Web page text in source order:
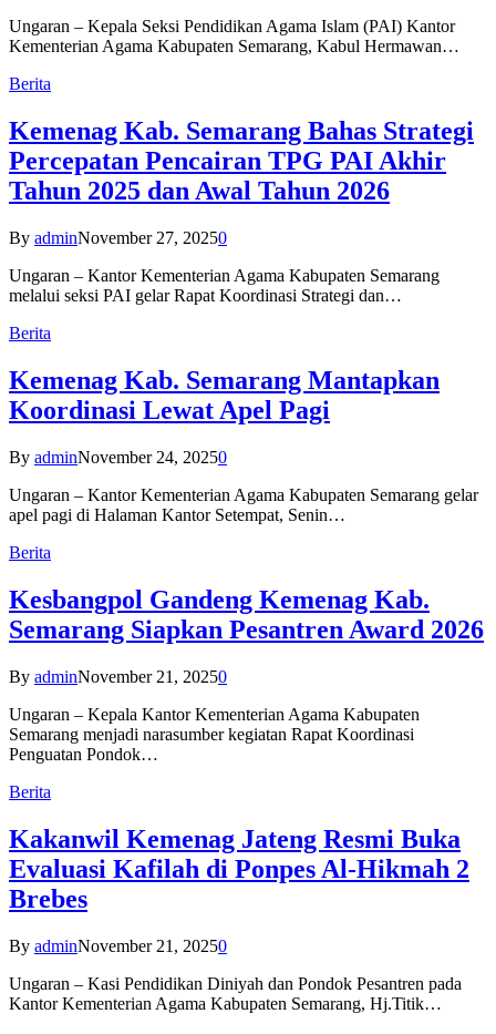
Ungaran – Kepala Seksi Pendidikan Agama Islam (PAI) Kantor
Kementerian Agama Kabupaten Semarang, Kabul Hermawan…
Berita
Kemenag Kab. Semarang Bahas Strategi
Percepatan Pencairan TPG PAI Akhir
Tahun 2025 dan Awal Tahun 2026
By adminNovember 27, 20250
Ungaran – Kantor Kementerian Agama Kabupaten Semarang
melalui seksi PAI gelar Rapat Koordinasi Strategi dan…
Berita
Kemenag Kab. Semarang Mantapkan
Koordinasi Lewat Apel Pagi
By adminNovember 24, 20250
Ungaran – Kantor Kementerian Agama Kabupaten Semarang gelar
apel pagi di Halaman Kantor Setempat, Senin…
Berita
Kesbangpol Gandeng Kemenag Kab.
Semarang Siapkan Pesantren Award 2026
By adminNovember 21, 20250
Ungaran – Kepala Kantor Kementerian Agama Kabupaten
Semarang menjadi narasumber kegiatan Rapat Koordinasi
Penguatan Pondok…
Berita
Kakanwil Kemenag Jateng Resmi Buka
Evaluasi Kafilah di Ponpes Al-Hikmah 2
Brebes
By adminNovember 21, 20250
Ungaran – Kasi Pendidikan Diniyah dan Pondok Pesantren pada
Kantor Kementerian Agama Kabupaten Semarang, Hj.Titik…